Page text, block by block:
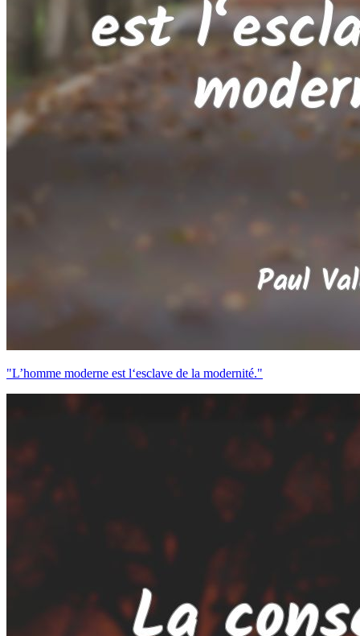
"L’homme moderne est l‘esclave de la modernité."